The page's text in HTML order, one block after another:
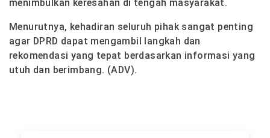
menimbulkan keresahan di tengah masyarakat.
Menurutnya, kehadiran seluruh pihak sangat penting
agar DPRD dapat mengambil langkah dan
rekomendasi yang tepat berdasarkan informasi yang
utuh dan berimbang. (ADV).